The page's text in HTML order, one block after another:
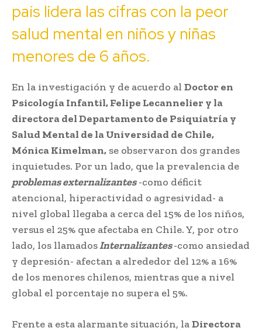
país lidera las cifras con la peor
salud mental en niños y niñas
menores de 6 años.
En la investigación y de acuerdo al Doctor en
Psicología Infantil, Felipe Lecannelier y la
directora del Departamento de Psiquiatría y
Salud Mental de la Universidad de Chile,
Mónica Kimelman, se observaron dos grandes
inquietudes. Por un lado, que la prevalencia de
problemas externalizantes-como déficit
atencional, hiperactividad o agresividad- a
nivel global llegaba a cerca del 15% de los niños,
versus el 25% que afectaba en Chile. Y, por otro
lado, los llamadosInternalizantes-como ansiedad
y depresión- afectan a alrededor del 12% a 16%
de los menores chilenos, mientras que a nivel
global el porcentaje no supera el 5%.
Frente a esta alarmante situación, laDirectora